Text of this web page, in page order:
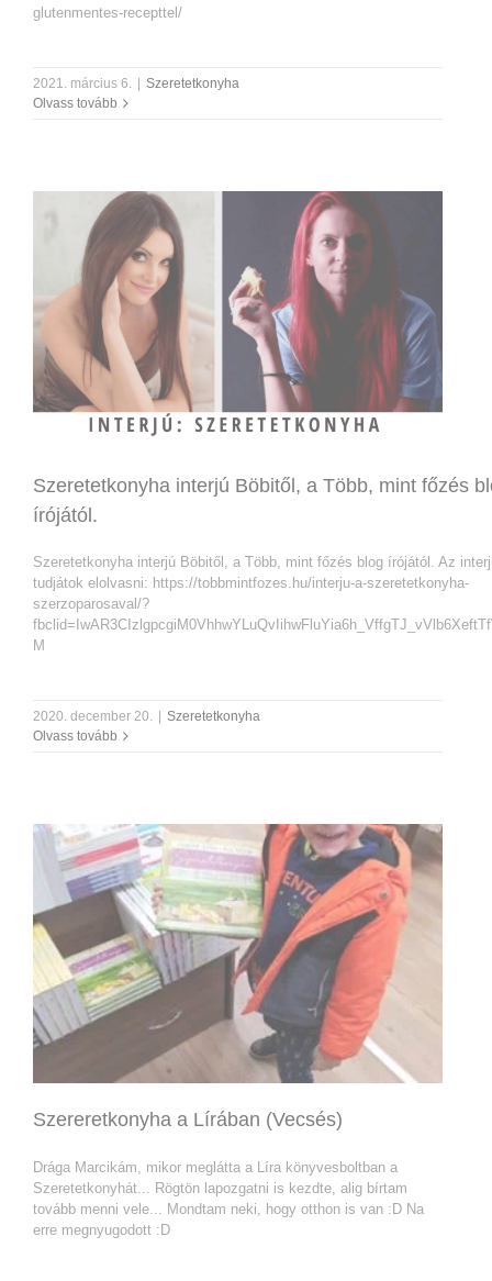
glutenmentes-recepttel/
2021. március 6. | Szeretetkonyha
Olvass tovább
Szeretetkonyha interjú Böbitől, a Több, mint főzés
írójától.
Szeretetkonyha interjú Böbitől, a Több, mint főzés blog írójától. Az
tudjátok elolvasni: https://tobbmintfozes.hu/interju-a-szeretetkonyha-
szerzoparosaval/?
M
2020. december 20.
Szeretetkonyha
Olvass tovább
Szereretkonyha a Lírában (Vecsés)
Drága Marcikám, mikor meglátta a Líra könyvesboltban a
Szeretetkonyhát... Rögtön lapozgatni is kezdte, alig bírtam
tovább menni vele... Mondtam neki, hogy otthon is van :D Na
erre megnyugodott :D